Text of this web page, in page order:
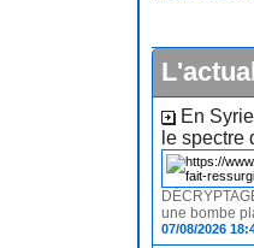
En
le spectre
une bombe
07/08/2026